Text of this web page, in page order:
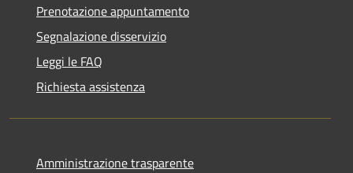
Prenotazione appuntamento
Segnalazione disservizio
Leggi le FAQ
Richiesta assistenza
Amministrazione trasparente